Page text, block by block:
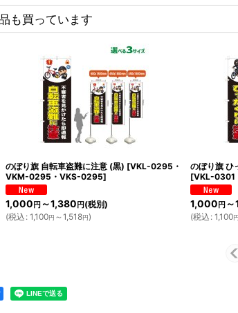
も買っています
のぼり旗 自転車盗難に注意 (黒) [VKL-0295・
VKM-0295・VKS-0295]
1,000 円～1,380 円(税別)
(税込 : 1,100円 ～1,518円)
のぼり旗 ひ
[VKL-0301
1,000 円～
(税込 : 1,100円